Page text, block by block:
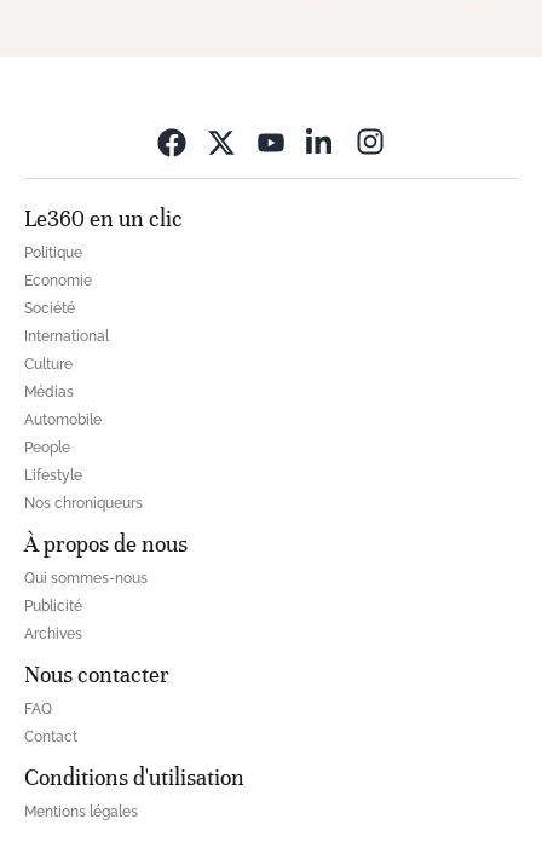
Le360 en un clic
Politique
Economie
Société
International
Culture
Médias
Automobile
People
Lifestyle
Nos chroniqueurs
À propos de nous
Qui sommes-nous
Publicité
Archives
Nous contacter
FAQ
Contact
Conditions d'utilisation
Mentions légales